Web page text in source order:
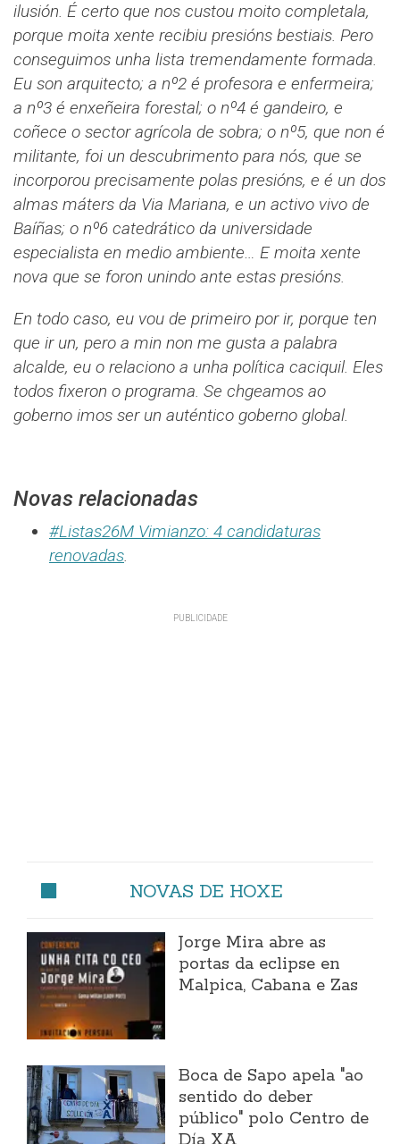
ilusión. É certo que nos custou moito completala,
porque moita xente recibiu presións bestiais. Pero
conseguimos unha lista tremendamente formada.
Eu son arquitecto; a nº2 é profesora e enfermeira;
a nº3 é enxeñeira forestal; o nº4 é gandeiro, e
coñece o sector agrícola de sobra; o nº5, que non é
militante, foi un descubrimento para nós, que se
incorporou precisamente polas presións, e é un dos
almas máters da Via Mariana, e un activo vivo de
Baíñas; o nº6 catedrático da universidade
especialista en medio ambiente… E moita xente
nova que se foron unindo ante estas presións.
En todo caso, eu vou de primeiro por ir, porque ten
que ir un, pero a min non me gusta a palabra
alcalde, eu o relaciono a unha política caciquil. Eles
todos fixeron o programa. Se chgeamos ao
goberno imos ser un auténtico goberno global.
Novas relacionadas
#Listas26M Vimianzo: 4 candidaturas
renovadas.
NOVAS DE HOXE
Jorge Mira abre as
portas da eclipse en
Malpica, Cabana e Zas
Boca de Sapo apela "ao
sentido do deber
público" polo Centro de